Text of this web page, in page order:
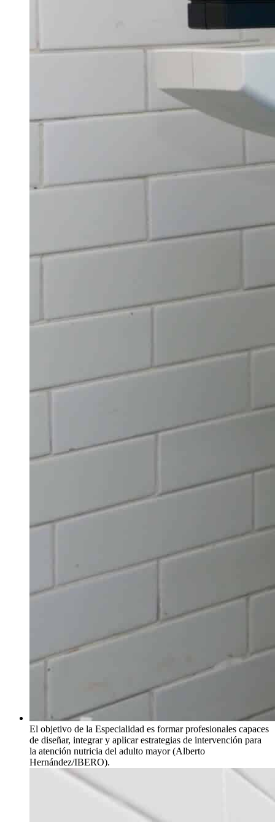
El objetivo de la Especialidad es formar profesionales capaces
de diseñar, integrar y aplicar estrategias de intervención para
la atención nutricia del adulto mayor (Alberto
Hernández/IBERO).